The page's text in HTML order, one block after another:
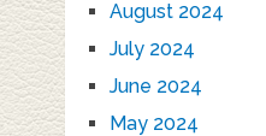
August 2024
July 2024
June 2024
May 2024